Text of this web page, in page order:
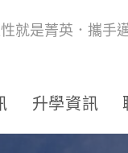
就是菁英．攜手
升學資訊